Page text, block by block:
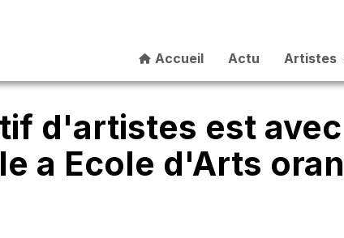
Accueil Actu Artistes
d'artistes est
a Ecole d'Arts